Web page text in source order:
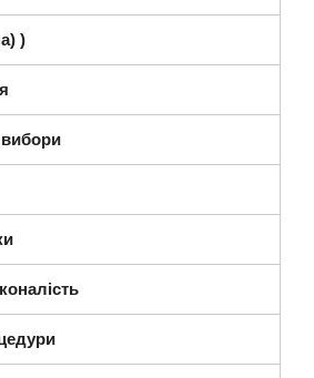
(відкриється в новому вікні
)
(відкривається в новому вікні)